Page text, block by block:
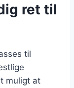
ret til
til
muligt at